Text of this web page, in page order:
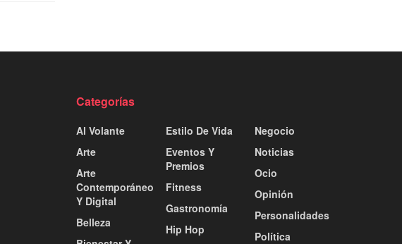
Categorías
Al Volante
Arte
Arte
Contemporáneo
Y Digital
Belleza
Estilo De Vida
Eventos Y
Premios
Fitness
Gastronomía
Hip Hop
Negocio
Noticias
Ocio
Opinión
Personalidades
Política